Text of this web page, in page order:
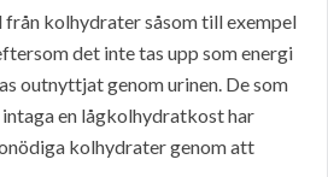
kolhydrater såsom till exempel
det inte tas upp som energi
outnyttjat genom urinen. De som
en lågkolhydratkost har
kolhydrater genom att